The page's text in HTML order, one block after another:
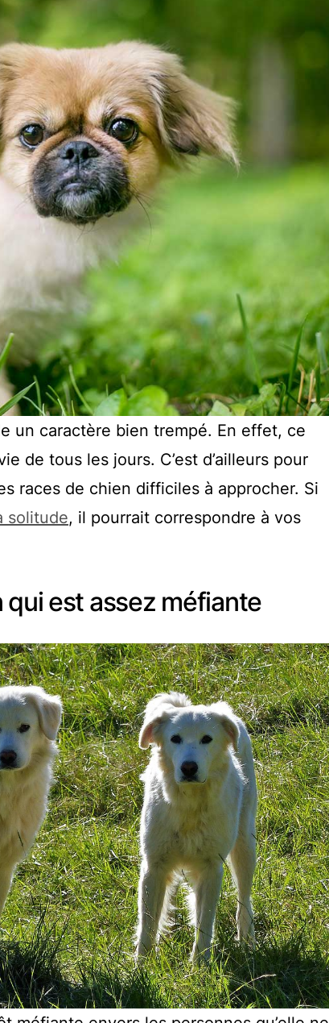
un caractère bien trempé. En effet, ce
de tous les jours. C’est d’ailleurs pour
races de chien difficiles à approcher. Si
solitude, il pourrait correspondre à vos
qui est assez méfiante